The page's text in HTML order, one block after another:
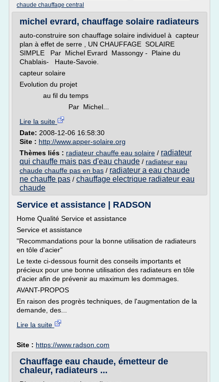
chaude chauffage central
michel evrard, chauffage solaire radiateurs
auto-construire son chauffage solaire individuel à capteur
plan à effet de serre , UN CHAUFFAGE SOLAIRE
SIMPLE Par Michel Evrard Massongy - Plaine du
Chablais- Haute-Savoie.
capteur solaire
Evolution du projet
au fil du temps
Par Michel...
Lire la suite
Date: 2008-12-06 16:58:30
Site : http://www.apper-solaire.org
Thèmes liés : radiateur chauffe eau solaire / radiateur
qui chauffe mais pas d'eau chaude / radiateur eau
chaude chauffe pas en bas / radiateur a eau chaude
ne chauffe pas / chauffage electrique radiateur eau
chaude
Service et assistance | RADSON
Home Qualité Service et assistance
Service et assistance
"Recommandations pour la bonne utilisation de radiateurs
en tôle d'acier"
Le texte ci-dessous fournit des conseils importants et
précieux pour une bonne utilisation des radiateurs en tôle
d'acier afin de prévenir au maximum les dommages.
AVANT-PROPOS
En raison des progrès techniques, de l'augmentation de la
demande, des...
Lire la suite
Site : https://www.radson.com
Chauffage eau chaude, émetteur de
chaleur, radiateurs ...